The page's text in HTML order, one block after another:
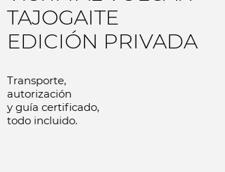
TAJOGAITE
EDICIÓN PRIVADA
Transporte,
autorización
y guía certificado,
todo incluido.